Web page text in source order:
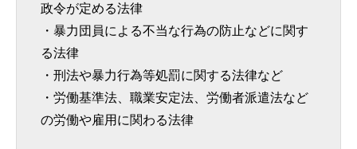
政令が定める法律
・暴力団員による不当な行為の防止などに関す
る法律
・刑法や暴力行為等処罰に関する法律など
・労働基準法、職業安定法、労働者派遣法など
の労働や雇用に関わる法律